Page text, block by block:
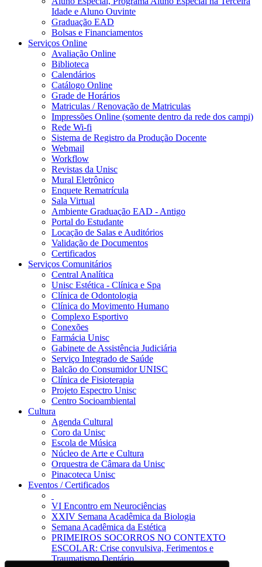
Idade e Aluno Ouvinte
Graduação EAD
Bolsas e Financiamentos
Serviços Online
Avaliação Online
Biblioteca
Calendários
Catálogo Online
Grade de Horários
Matriculas / Renovação de Matriculas
Impressões Online (somente dentro da rede dos campi)
Rede Wi-fi
Sistema de Registro da Produção Docente
Webmail
Workflow
Revistas da Unisc
Mural Eletrônico
Enquete Rematrícula
Sala Virtual
Ambiente Graduação EAD - Antigo
Portal do Estudante
Locação de Salas e Auditórios
Validação de Documentos
Certificados
Serviços Comunitários
Central Analítica
Unisc Estética - Clínica e Spa
Clínica de Odontologia
Clínica do Movimento Humano
Complexo Esportivo
Conexões
Farmácia Unisc
Gabinete de Assistência Judiciária
Serviço Integrado de Saúde
Balcão do Consumidor UNISC
Clínica de Fisioterapia
Projeto Espectro Unisc
Centro Socioambiental
Cultura
Agenda Cultural
Coro da Unisc
Escola de Música
Núcleo de Arte e Cultura
Orquestra de Câmara da Unisc
Pinacoteca Unisc
Eventos / Certificados
VI Encontro em Neurociências
XXIV Semana Acadêmica da Biologia
Semana Acadêmica da Estética
PRIMEIROS SOCORROS NO CONTEXTO
ESCOLAR: Crise convulsiva, Ferimentos e
Traumatismo Dentário